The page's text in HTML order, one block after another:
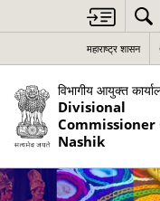
महाराष्ट्र शासन
विभागीय आयुक्त
Divisional
Commissioner
Nashik